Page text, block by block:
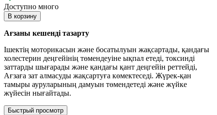
Доступно много
В корзину
Ағзаны кешенді тазарту
Ішектің моторикасын және босатылуын жақсартады, қандағы
холестерин деңгейінің төмендеуіне ықпал етеді, токсинді
заттарды шығарады және қандағы қант деңгейін реттейді,
Ағзаға зат алмасуды жақсартуға көмектеседі. Жүрек-қан
тамыры ауруларының дамуын төмендетеді және жүйке
жүйесін нығайтады.
Быстрый просмотр